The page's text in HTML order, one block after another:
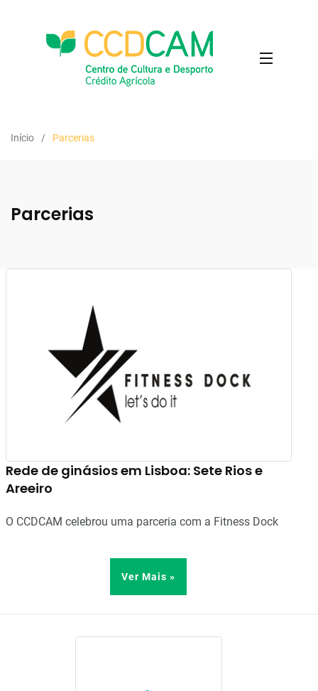
Início Parcerias
Parcerias
Rede de ginásios em Lisboa: Sete Rios e
Areeiro
O CCDCAM celebrou uma parceria com a Fitness Dock
Ver Mais »